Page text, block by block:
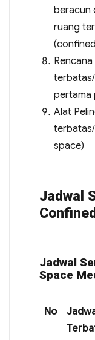
beracun
ruang
pertama
Alat
space)
Jadwal
Jadwal
Space
No